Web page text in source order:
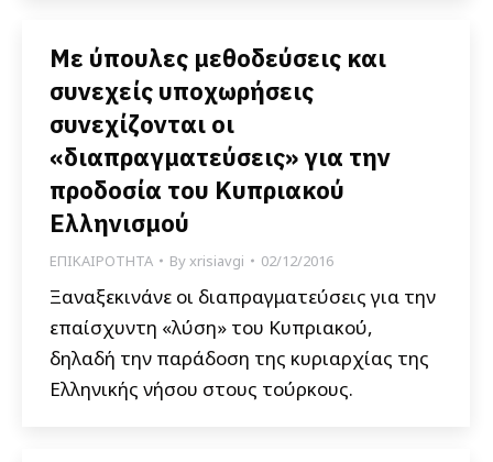
Με ύπουλες μεθοδεύσεις και
συνεχείς υποχωρήσεις
συνεχίζονται οι
«διαπραγματεύσεις» για την
προδοσία του Κυπριακού
Ελληνισμού
ΕΠΙΚΑΙΡΟΤΗΤΑ Byxrisiavgi 02/12/2016
Ξαναξεκινάνε οι διαπραγματεύσεις για την
επαίσχυντη «λύση» του Κυπριακού,
δηλαδή την παράδοση της κυριαρχίας της
Ελληνικής νήσου στους τούρκους.